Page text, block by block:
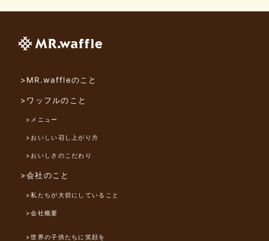
>MR.waffleのこと
>ワッフルのこと
>メニュー
>おいしい召し上がり方
>おいしさのこだわり
>会社のこと
>私たちが大切にしていること
>会社概要
>世界の子供たちに笑顔を